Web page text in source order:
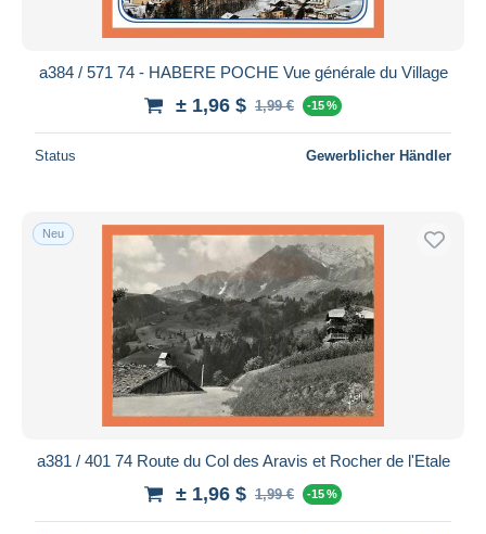
a384 / 571 74 - HABERE POCHE Vue générale du Village
± 1,96 $ 1,99 € -15 %
Status Gewerblicher Händler
Neu
a381 / 401 74 Route du Col des Aravis et Rocher de l'Etale
± 1,96 $ 1,99 € -15 %